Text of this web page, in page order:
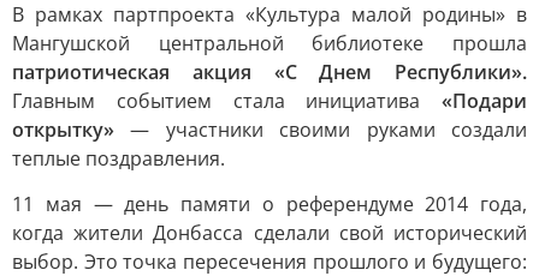
В рамках партпроекта «Культура малой родины» в
Мангушской центральной библиотеке прошла
патриотическая акция «С Днем Республики».
Главным событием стала инициатива «Подари
открытку» — участники своими руками создали
теплые поздравления.
11 мая — день памяти о референдуме 2014 года,
когда жители Донбасса сделали свой исторический
выбор. Это точка пересечения прошлого и будущего: